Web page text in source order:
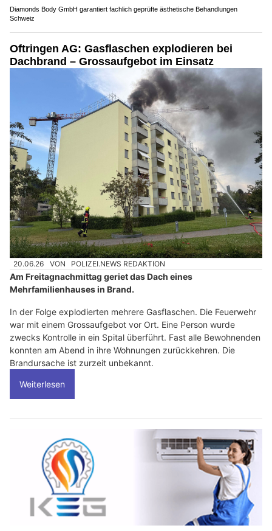
Diamonds Body GmbH garantiert fachlich geprüfte ästhetische Behandlungen
Schweiz
Oftringen AG: Gasflaschen explodieren bei
Dachbrand – Grossaufgebot im Einsatz
20.06.26 VON POLIZEI.NEWS REDAKTION
Am Freitagnachmittag geriet das Dach eines
Mehrfamilienhauses in Brand.
In der Folge explodierten mehrere Gasflaschen. Die Feuerwehr
war mit einem Grossaufgebot vor Ort. Eine Person wurde
zwecks Kontrolle in ein Spital überführt. Fast alle Bewohnenden
konnten am Abend in ihre Wohnungen zurückkehren. Die
Brandursache ist zurzeit unbekannt.
Weiterlesen